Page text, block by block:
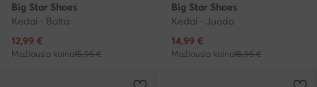
Big Star Shoes
Kedai · Balta
Dabartinė kaina
12,99 €
Mažiausia kaina15,95 €
Big Star Shoes
Kedai · Juoda
Dabartinė kaina
14,99 €
Mažiausia kaina18,95 €